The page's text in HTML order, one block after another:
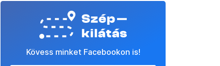
Kövess minket Facebookon is!